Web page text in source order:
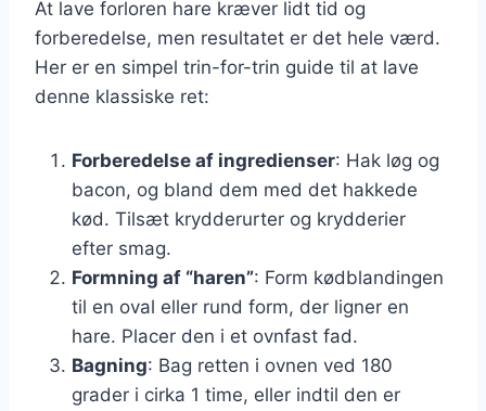
At lave forloren hare kræver lidt tid og
forberedelse, men resultatet er det hele værd.
Her er en simpel trin-for-trin guide til at lave
denne klassiske ret:
Forberedelse af ingredienser: Hak løg og
bacon, og bland dem med det hakkede
kød. Tilsæt krydderurter og krydderier
efter smag.
Formning af “haren”: Form kødblandingen
til en oval eller rund form, der ligner en
hare. Placer den i et ovnfast fad.
Bagning: Bag retten i ovnen ved 180
grader i cirka 1 time, eller indtil den er